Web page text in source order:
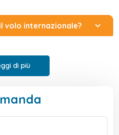
volo internazionale?
di più